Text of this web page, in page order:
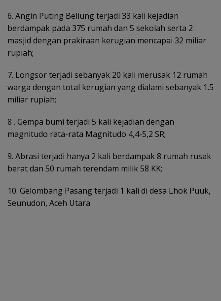
6. Angin Puting Beliung terjadi 33 kali kejadian
berdampak pada 375 rumah dan 5 sekolah serta 2
masjid dengan prakiraan kerugian mencapai 32 miliar
rupiah;
7. Longsor terjadi sebanyak 20 kali merusak 12 rumah
warga dengan total kerugian yang dialami sebanyak 1.5
miliar rupiah;
8 . Gempa bumi terjadi 5 kali kejadian dengan
magnitudo rata-rata Magnitudo 4,4-5,2 SR;
9. Abrasi terjadi hanya 2 kali berdampak 8 rumah rusak
berat dan 50 rumah terendam milik 58 KK;
10. Gelombang Pasang terjadi 1 kali di desa Lhok Puuk,
Seunudon, Aceh Utara